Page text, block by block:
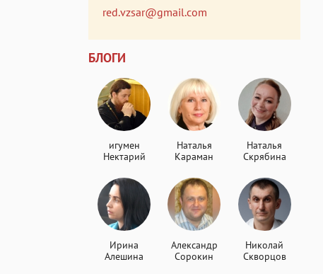
red.vzsar@gmail.com
БЛОГИ
игумен
Нектарий
Наталья
Караман
Наталья
Скрябина
Ирина
Алешина
Александр
Сорокин
Николай
Скворцов